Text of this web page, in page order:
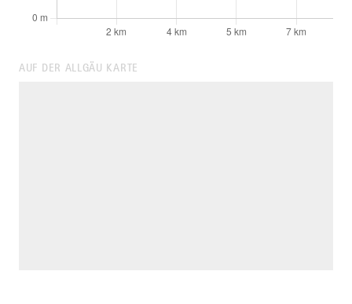
AUF DER ALLGÄU KARTE